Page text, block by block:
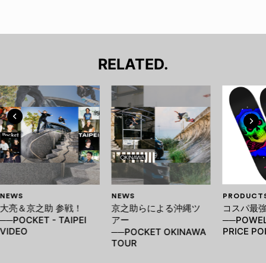
RELATED.
NEWS
大亮＆京之助 参戦！
──POCKET - TAIPEI
VIDEO
NEWS
京之助らによる沖縄ツ
アー
──POCKET OKINAWA
TOUR
コスパ最
PRICE